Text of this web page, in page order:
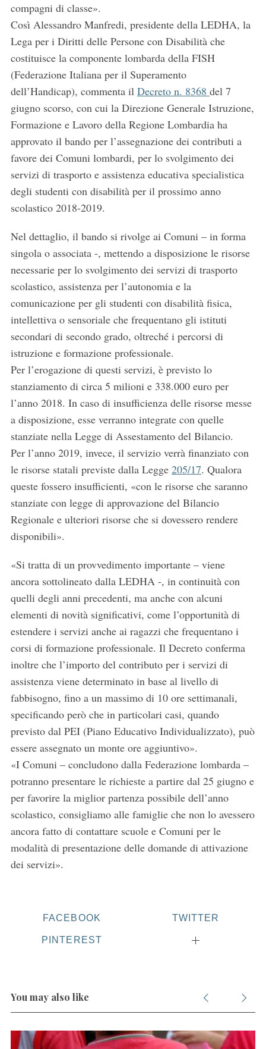
compagni di classe».
Così Alessandro Manfredi, presidente della LEDHA, la
Lega per i Diritti delle Persone con Disabilità che
costituisce la componente lombarda della FISH
(Federazione Italiana per il Superamento
dell’Handicap), commenta il Decreto n. 8368 del 7
giugno scorso, con cui la Direzione Generale Istruzione,
Formazione e Lavoro della Regione Lombardia ha
approvato il bando per l’assegnazione dei contributi a
favore dei Comuni lombardi, per lo svolgimento dei
servizi di trasporto e assistenza educativa specialistica
degli studenti con disabilità per il prossimo anno
scolastico 2018-2019.
Nel dettaglio, il bando si rivolge ai Comuni – in forma
singola o associata -, mettendo a disposizione le risorse
necessarie per lo svolgimento dei servizi di trasporto
scolastico, assistenza per l’autonomia e la
comunicazione per gli studenti con disabilità fisica,
intellettiva o sensoriale che frequentano gli istituti
secondari di secondo grado, oltreché i percorsi di
istruzione e formazione professionale.
Per l’erogazione di questi servizi, è previsto lo
stanziamento di circa 5 milioni e 338.000 euro per
l’anno 2018. In caso di insufficienza delle risorse messe
a disposizione, esse verranno integrate con quelle
stanziate nella Legge di Assestamento del Bilancio.
Per l’anno 2019, invece, il servizio verrà finanziato con
le risorse statali previste dalla Legge 205/17. Qualora
queste fossero insufficienti, «con le risorse che saranno
stanziate con legge di approvazione del Bilancio
Regionale e ulteriori risorse che si dovessero rendere
disponibili».
«Si tratta di un provvedimento importante – viene
ancora sottolineato dalla LEDHA -, in continuità con
quelli degli anni precedenti, ma anche con alcuni
elementi di novità significativi, come l’opportunità di
estendere i servizi anche ai ragazzi che frequentano i
corsi di formazione professionale. Il Decreto conferma
inoltre che l’importo del contributo per i servizi di
assistenza viene determinato in base al livello di
fabbisogno, fino a un massimo di 10 ore settimanali,
specificando però che in particolari casi, quando
previsto dal PEI (Piano Educativo Individualizzato), può
essere assegnato un monte ore aggiuntivo».
«I Comuni – concludono dalla Federazione lombarda –
potranno presentare le richieste a partire dal 25 giugno e
per favorire la miglior partenza possibile dell’anno
scolastico, consigliamo alle famiglie che non lo avessero
ancora fatto di contattare scuole e Comuni per le
modalità di presentazione delle domande di attivazione
dei servizi».
FACEBOOK TWITTER
PINTEREST
You may also like
r
h
: